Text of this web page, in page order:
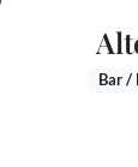
Bar /